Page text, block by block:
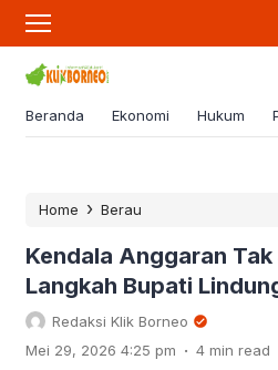
Beranda Ekonomi Hukum
Home › Berau
Kendala Anggaran
Langkah Bupati
Redaksi Klik Borneo
Mei 29, 2026 4:25 pm . 4 min read